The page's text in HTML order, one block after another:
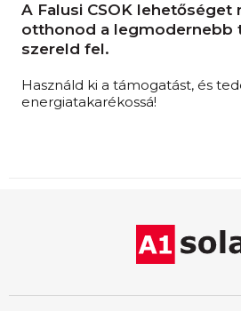
A Falusi CSOK lehetőséget
otthonod a legmodernebb
szereld fel.
Használd ki a támogatást, és
energiatakarékossá!